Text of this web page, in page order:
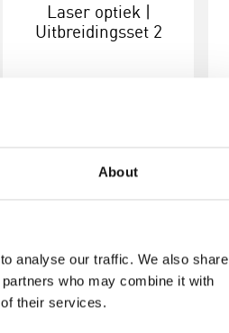
About
analyse our traffic. We also share
who may combine it with
their services.
Laser optiek |
Uitbreidingsset 2